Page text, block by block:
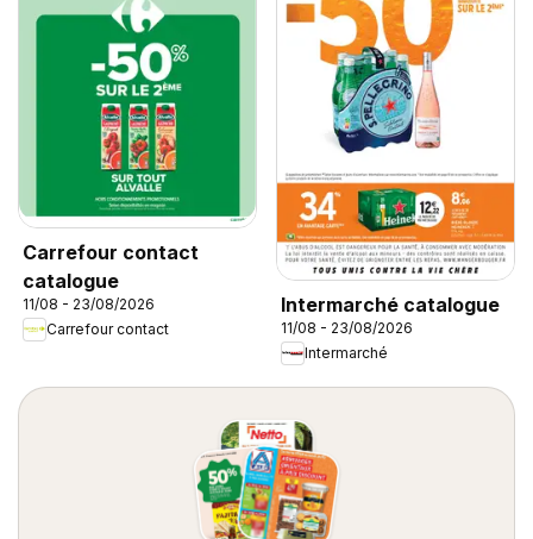
Carrefour contact
catalogue
11/08 - 23/08/2026
Carrefour contact
Intermarché catalogue
11/08 - 23/08/2026
Intermarché